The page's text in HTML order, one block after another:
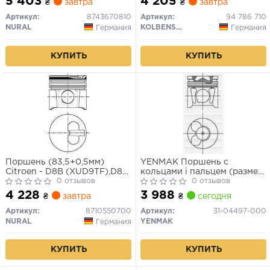
₴ завтра
Артикул:
8743670810
NURAL
Германия
КУПИТЬ
₴ завтра
Артикул:
94 786 710
KOLBENSCHMIDT
Германия
КУПИТЬ
Поршень (83,5+0,5мм)
Citroen - D8B (XUD9TF),D8C
(XUD9UTF),DHV
(XUD9BSD),DHW
(XUD9SD),DHY (XUD9TE/Y)
0 отзывов
4 228 ₴ завтра
Артикул:
8710550700
NURAL
Германия
КУПИТЬ
YENMAK Поршень с
кольцами і пальцем (размер
отв. 85.00/STD) CITROEN
Jumper/Berlingo 2.0HDI 99-
(RHR (DW10BTED4) FORD
Kuga/Focus/C-Max 2.0TDCi
03- (G6DA/G6DB/G6DD)
0 отзывов
3 988 ₴ сегодня
Артикул:
31-04497-000
YENMAK
КУПИТЬ